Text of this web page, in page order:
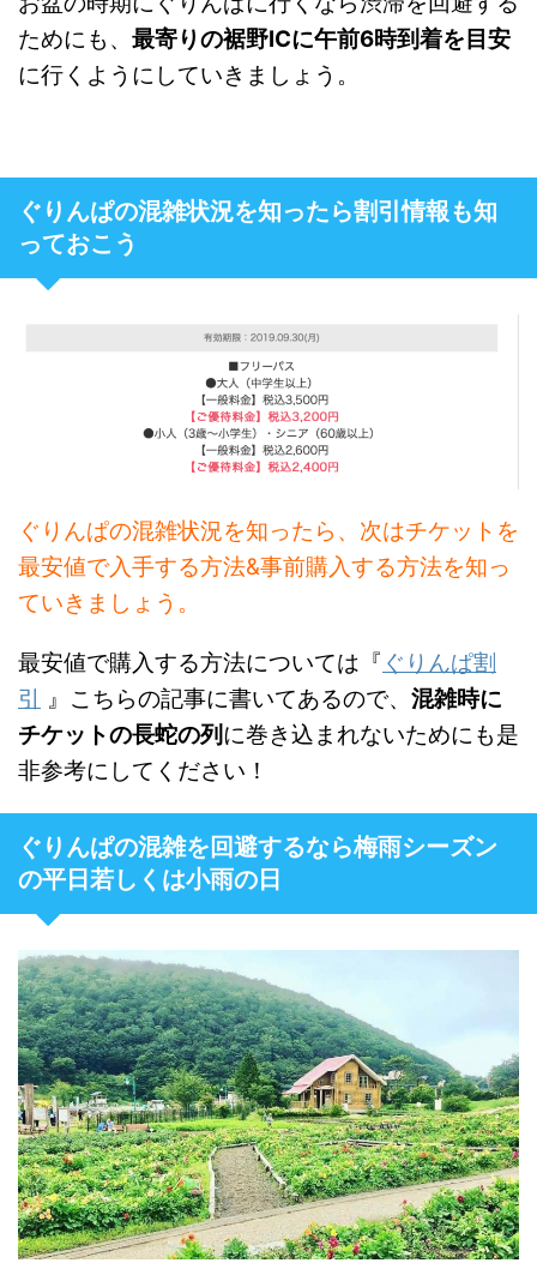
ためにも、 最寄りの裾野ICに午前6時到着を目安
に行くようにしていきましょう。
ぐりんぱの混雑状況を知ったら割引情報も知
っておこう
ぐりんぱの混雑状況を知ったら、次はチケットを
最安値で入手する方法&事前購入する方法を知っ
ていきましょう。
最安値で購入する方法については『 ぐりんぱ割
引
』こちらの記事に書いてあるので、 混雑時に
チケットの長蛇の列 に巻き込まれないためにも是
非参考にしてください！
ぐりんぱの混雑を回避するなら梅雨シーズン
の平日若しくは小雨の日